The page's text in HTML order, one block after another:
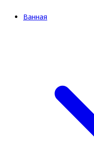
Ванная